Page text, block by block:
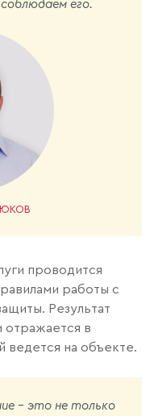
его.
проводится
работы с
Результат
отражается в
ведется на объекте.
- это не только